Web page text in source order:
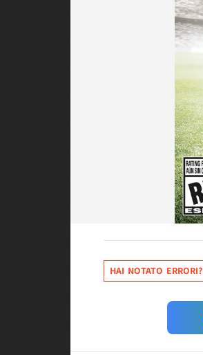
HAI NOTATO ERRORI?